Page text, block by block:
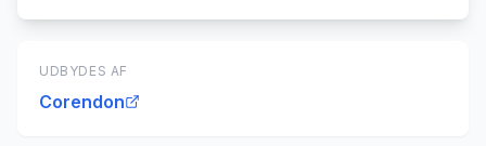
UDBYDES AF
Corendon